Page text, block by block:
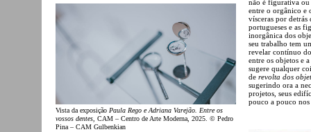
Vista da exposição Paula Rego e Adriana Varejão. Entre os
vossos dentes , CAM – Centro de Arte Moderna, 2025. © Pedro
Pina – CAM Gulbenkian
não é figurativa ou
entre o orgânico e
vísceras por detrás
portugueses e as
inorgânica dos
seu trabalho tem
revelar contínuo do
entre os objetos e
sugere qualquer
de revolta dos
sugerindo ora a
projetos, seus
pouco a pouco nos